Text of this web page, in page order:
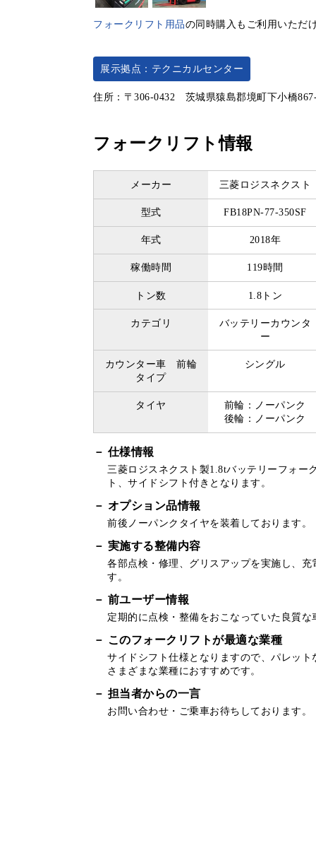
フォークリフト用品の同時購入もご利用いただ
展示拠点：テクニカルセンター
住所：〒306-0432 茨城県猿島郡境町下小橋
フォークリフト情報
メーカー 三菱ロジスネクスト
型式 FB18PN-77-350SF
年式 2018年
稼働時間 119時間
トン数 1.8トン
カテゴリ
バッテリーカウンタ
ー
カウンター車 前輪
タイプ
シングル
タイヤ
前輪：ノーパンク
後輪：ノーパンク
仕様情報
三菱ロジスネクスト製1.8tバッテリーフォー
ト、サイドシフト付きとなります。
オプション品情報
前後ノーパンクタイヤを装着しております。
実施する整備内容
各部点検・修理、グリスアップを実施し、
す。
前ユーザー情報
定期的に点検・整備をおこなっていた良質な
このフォークリフトが最適な業種
サイドシフト仕様となりますので、パレッ
さまざまな業種におすすめです。
担当者からの一言
お問い合わせ・ご乗車お待ちしております。